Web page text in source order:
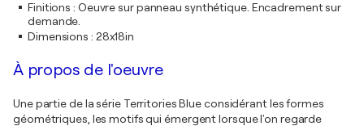
Finitions : Oeuvre sur panneau synthétique. Encadrement sur
demande.
Dimensions : 28x18in
À propos de l'oeuvre
Une partie de la série Territories Blue considérant les formes
géométriques, les motifs qui émergent lorsque l'on regarde